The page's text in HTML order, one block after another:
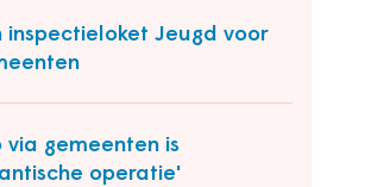
inspectieloket Jeugd voor
via gemeenten is
operatie'